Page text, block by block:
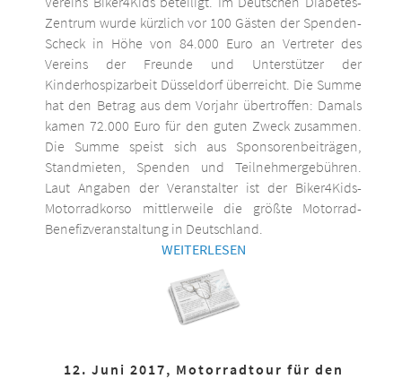
Zentrum wurde kürzlich vor 100 Gästen der Spenden-
Scheck in Höhe von 84.000 Euro an Vertreter des
Vereins der Freunde und Unterstützer der
Kinderhospizarbeit Düsseldorf überreicht. Die Summe
hat den Betrag aus dem Vorjahr übertroffen: Damals
kamen 72.000 Euro für den guten Zweck zusammen.
Die Summe speist sich aus Sponsorenbeiträgen,
Standmieten, Spenden und Teilnehmergebühren.
Laut Angaben der Veranstalter ist der Biker4Kids-
Motorradkorso mittlerweile die größte Motorrad-
Benefizveranstaltung in Deutschland.
WEITERLESEN
12. Juni 2017, Motorradtour für den